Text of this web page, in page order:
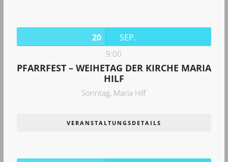
20 SEP.
9:00
PFARRFEST – WEIHETAG DER KIRCHE MARIA
HILF
Sonntag, Maria Hilf
VERANSTALTUNGSDETAILS